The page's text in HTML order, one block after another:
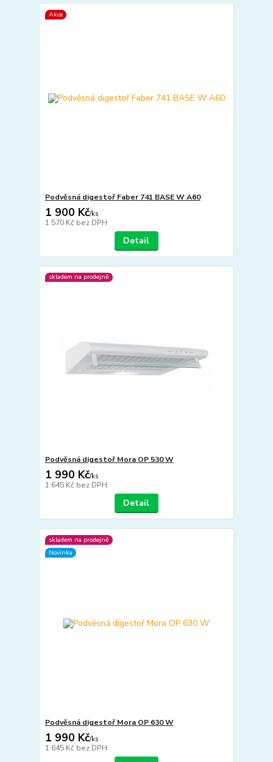
Akce
Podvěsná digestoř Faber 741 BASE W A60
1 900 Kč/ks
1 570 Kč bez DPH
Detail
skladem na prodejně
Podvěsná digestoř Mora OP 530 W
1 990 Kč/ks
1 645 Kč bez DPH
Detail
skladem na prodejně
Novinka
Podvěsná digestoř Mora OP 630 W
1 990 Kč/ks
1 645 Kč bez DPH